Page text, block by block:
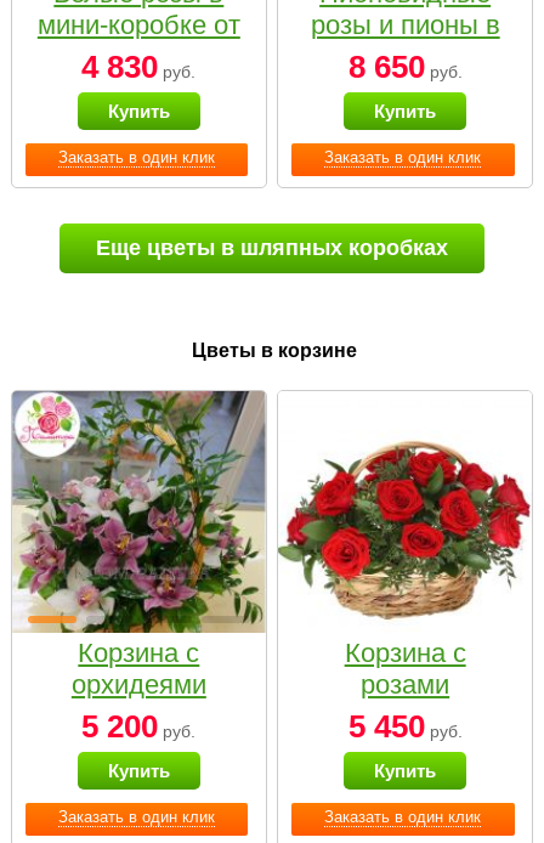
Заказать в один клик
мини-коробке от
Bella Fiori
4 830 руб.
Купить
Заказать в один клик
розы и пионы в
белой коробке
Small
8 650руб.
Купить
Еще цветы в шляпных коробках
Цветы в корзине
Заказать в один клик
Корзина с
орхидеями
малая
5 200 руб.
Купить
Заказать в один клик
Корзина с
розами
«Красный
Париж»
5 450руб.
Купить